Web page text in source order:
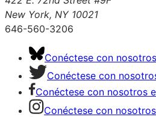
New York, NY 10021
646-560-3206
Conéctese con
Conéctese con
Conéctese con nosotros
Conéctese con